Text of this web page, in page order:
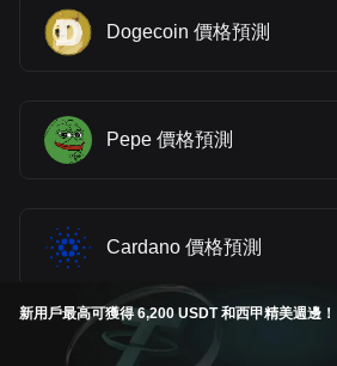
Dogecoin 價格預測
Pepe 價格預測
Cardano 價格預測
Bonk 價格預測
新用戶最高可獲得 6,200 USDT 和西甲精美週邊！